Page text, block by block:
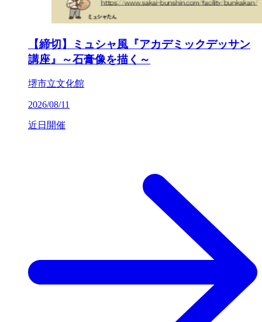
【締切】ミュシャ風『アカデミックデッサン
講座』～石膏像を描く～
堺市立文化館
2026/08/11
近日開催